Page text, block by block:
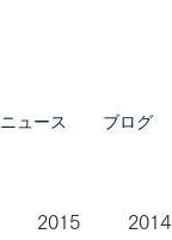
ニュース ブログ
2015 2014